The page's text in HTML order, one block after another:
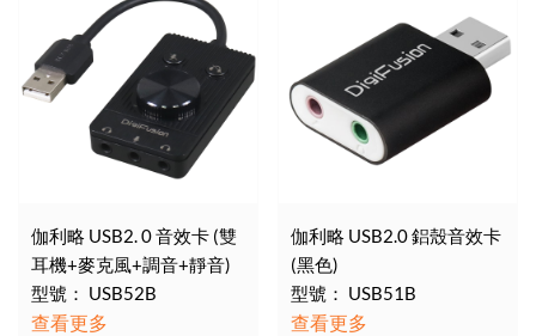
伽利略 USB2. 0 音效卡 (雙
耳機+麥克風+調音+靜音)
型號： USB52B
查看更多
伽利略 USB2.0 鋁殼音效卡
(黑色)
型號： USB51B
查看更多